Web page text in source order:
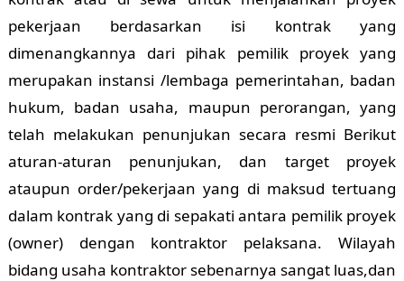
pekerjaan berdasarkan isi kontrak yang
dimenangkannya dari pihak pemilik proyek yang
merupakan instansi /lembaga pemerintahan, badan
hukum, badan usaha, maupun perorangan, yang
telah melakukan penunjukan secara resmi Berikut
aturan-aturan penunjukan, dan target proyek
ataupun order/pekerjaan yang di maksud tertuang
dalam kontrak yang di sepakati antara pemilik proyek
(owner) dengan kontraktor pelaksana. Wilayah
bidang usaha kontraktor sebenarnya sangat luas,dan